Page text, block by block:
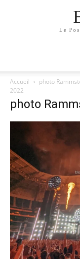
Le
Accueil photo
2022
photo